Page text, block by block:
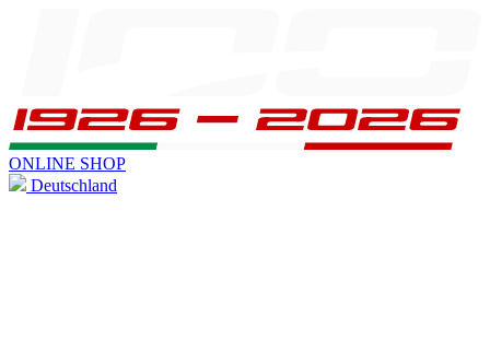
ONLINE SHOP
Deutschland